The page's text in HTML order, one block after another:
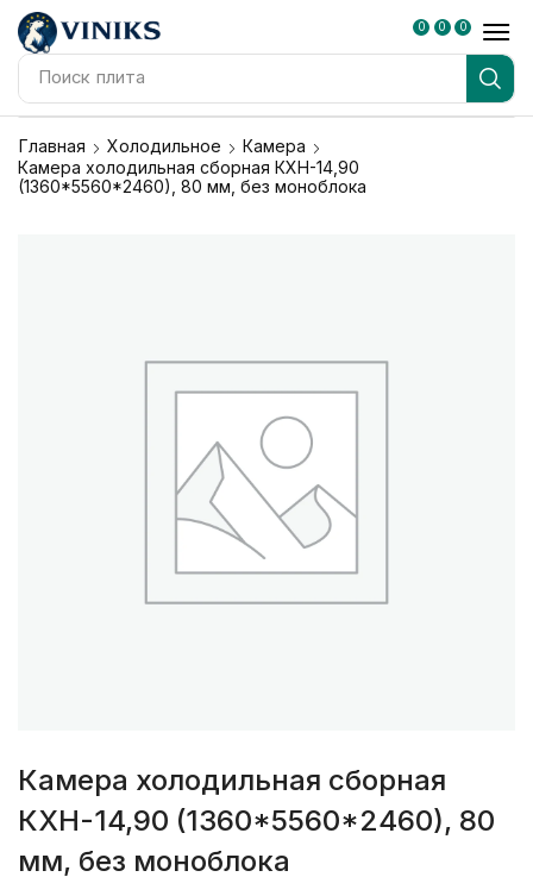
Поиск плита
0 0 0
Главная Холодильное
Камера
Камера холодильная сборная КХН-14,90
(1360*5560*2460), 80 мм, без моноблока
Камера холодильная сборная
КХН-14,90 (1360*5560*2460), 80
мм, без моноблока